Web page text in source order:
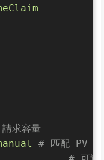
求容量
# 匹配 PV